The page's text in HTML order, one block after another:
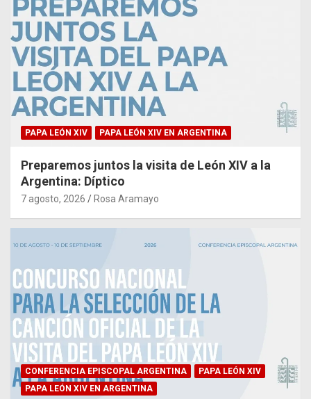
PAPA LEÓN XIV PAPA LEÓN XIV EN ARGENTINA
Preparemos juntos la visita de León XIV a la
Argentina: Díptico
7 agosto, 2026 Rosa Aramayo
CONFERENCIA EPISCOPAL ARGENTINA
PAPA LEÓN XIV
PAPA LEÓN XIV EN ARGENTINA